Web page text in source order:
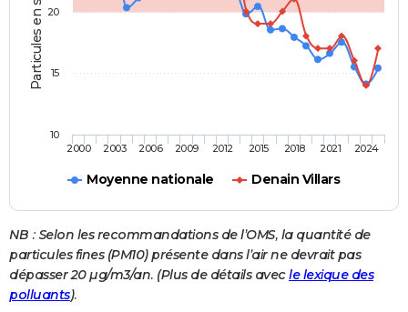
Moyenne nationale Denain Villars
2000 2003 2006 2009 2012 2015 2018 2021 2024
10
15
20
NB : Selon les recommandations de l’OMS, la quantité de
particules fines (PM10) présente dans l’air ne devrait pas
dépasser 20 µg/m3/an. (Plus de détails avecle lexique des
polluants).